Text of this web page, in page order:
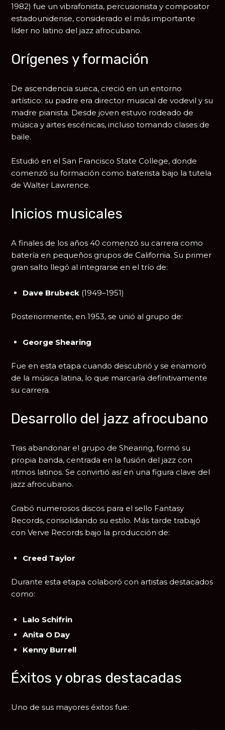
1982) fue un vibrafonista, percusionista y compositor
estadounidense, considerado el más importante
líder no latino del jazz afrocubano.
Orígenes y formación
De ascendencia sueca, creció en un entorno
artístico: su padre era director musical de vodevil y su
madre pianista. Desde joven estuvo rodeado de
música y artes escénicas, incluso tomando clases de
baile.
Estudió en el San Francisco State College, donde
comenzó su formación como baterista bajo la tutela
de Walter Lawrence.
Inicios musicales
A finales de los años 40 comenzó su carrera como
batería en pequeños grupos de California. Su primer
gran salto llegó al integrarse en el trío de:
Dave Brubeck (1949–1951)
Posteriormente, en 1953, se unió al grupo de:
George Shearing
Fue en esta etapa cuando descubrió y se enamoró
de la música latina, lo que marcaría definitivamente
su carrera.
Desarrollo del jazz afrocubano
Tras abandonar el grupo de Shearing, formó su
propia banda, centrada en la fusión del jazz con
ritmos latinos. Se convirtió así en una figura clave del
jazz afrocubano.
Grabó numerosos discos para el sello Fantasy
Records, consolidando su estilo. Más tarde trabajó
conVerve Records bajo la producción de:
Creed Taylor
Durante esta etapa colaboró con artistas destacados
como:
Lalo Schifrin
Anita O Day
Kenny Burrell
Éxitos y obras destacadas
Uno de sus mayores éxitos fue: